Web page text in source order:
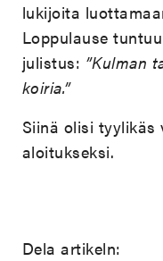
lukijoita
Loppulause
julistus: ”Kulman
koiria.”
Siinä olisi tyylikäs
aloitukseksi.
Dela artikeln: